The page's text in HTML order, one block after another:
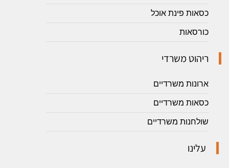
כסאות פינת אוכל
כורסאות
ריהוט משרדי
ארונות משרדיים
כסאות משרדיים
שולחנות משרדיים
עלינו